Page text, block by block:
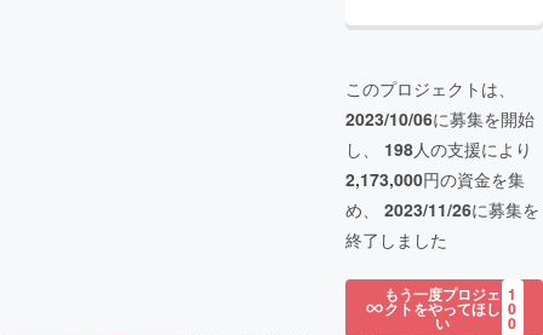
このプロジェクトは、
2023/10/06に募集を開始
し、 198人の支援により
2,173,000円の資金を集
め、 2023/11/26に募集を
終了しました
もう一度プロジェ
クトをやってほし
い
1
0
0